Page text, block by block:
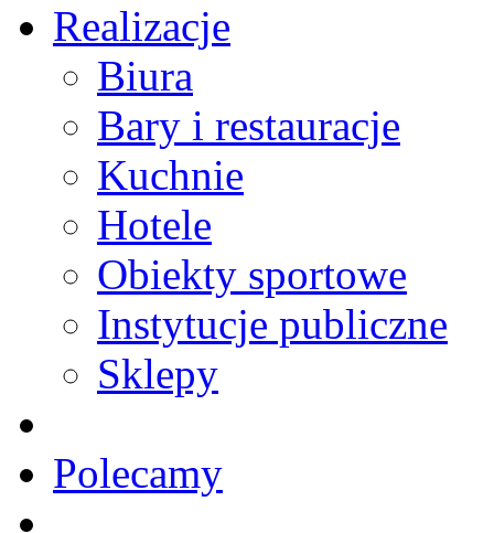
Realizacje
Biura
Bary i restauracje
Kuchnie
Hotele
Obiekty sportowe
Instytucje publiczne
Sklepy
Polecamy